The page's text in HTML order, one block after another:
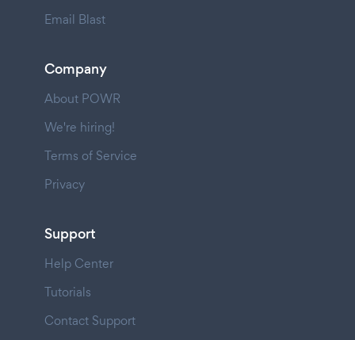
Email Blast
Company
About POWR
We're hiring!
Terms of Service
Privacy
Support
Help Center
Tutorials
Contact Support